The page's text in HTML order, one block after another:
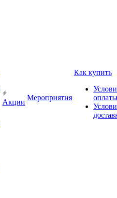
Акции
Мероприятия
Как купить
оплаты